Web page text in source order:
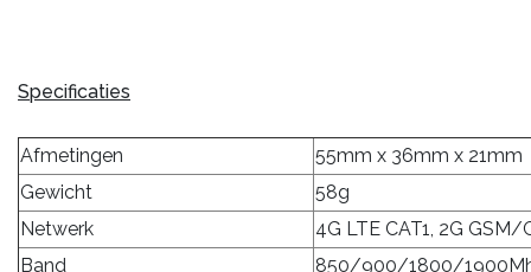
Specificaties
Afmetingen
55mm x 36mm x 21mm
Gewicht
58g
Netwerk
4G LTE CAT1, 2G GSM/
Band
850/900/1800/